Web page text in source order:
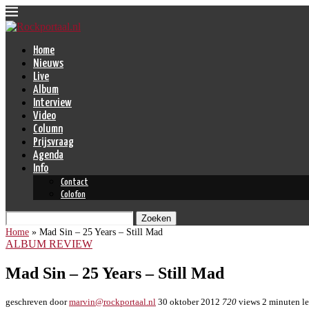
Home
Nieuws
Live
Album
Interview
Video
Column
Prijsvraag
Agenda
Info
Contact
Colofon
Zoeken
Home » Mad Sin – 25 Years – Still Mad
ALBUM REVIEW
Mad Sin – 25 Years – Still Mad
geschreven doormarvin@rockportaal.nl 30 oktober 2012 720 views 2 minuten